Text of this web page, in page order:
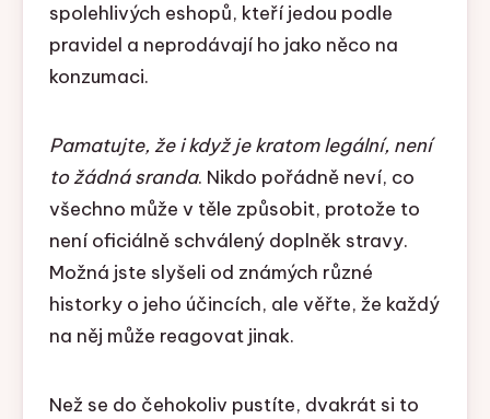
spolehlivých eshopů, kteří jedou podle
pravidel a neprodávají ho jako něco na
konzumaci.
Pamatujte, že i když je kratom legální, není
to žádná sranda. Nikdo pořádně neví, co
všechno může v těle způsobit, protože to
není oficiálně schválený doplněk stravy.
Možná jste slyšeli od známých různé
historky o jeho účincích, ale věřte, že každý
na něj může reagovat jinak.
Než se do čehokoliv pustíte, dvakrát si to